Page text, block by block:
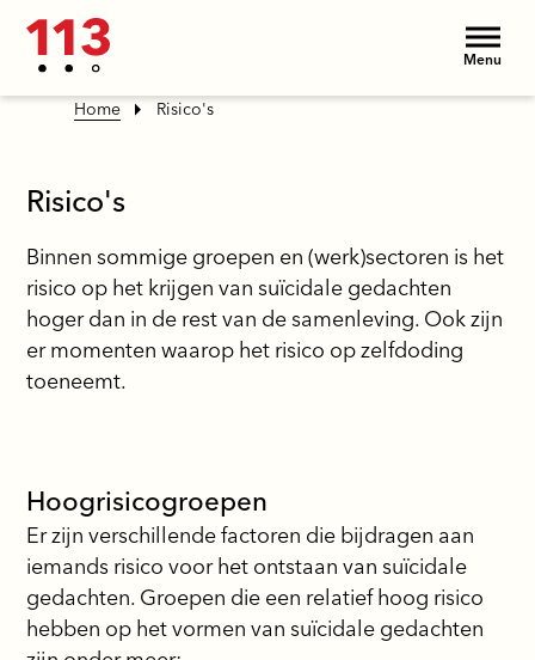
Menu
Home Risico's
Risico's
Binnen sommige groepen en (werk)sectoren is het
risico op het krijgen van suïcidale gedachten
hoger dan in de rest van de samenleving. Ook zijn
er momenten waarop het risico op zelfdoding
toeneemt.
Hoogrisicogroepen
Er zijn verschillende factoren die bijdragen aan
iemands risico voor het ontstaan van suïcidale
gedachten. Groepen die een relatief hoog risico
hebben op het vormen van suïcidale gedachten